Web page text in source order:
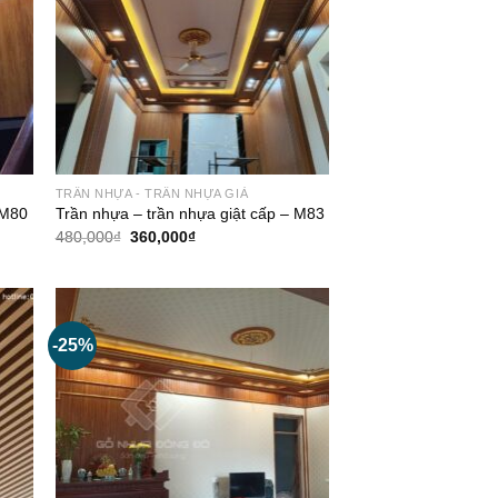
TRẦN NHỰA - TRẦN NHỰA GIẢ
Trần nhựa – trần nhựa giật cấp – M83
480,000₫ Giá
360,000₫Giá
-25%